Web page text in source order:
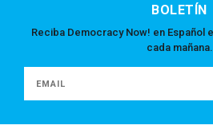
BOLETÍN
Reciba Democracy Now! en
cada mañana.